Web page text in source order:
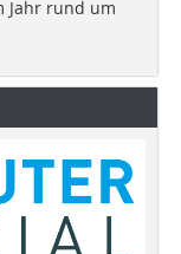
Jahr rund um